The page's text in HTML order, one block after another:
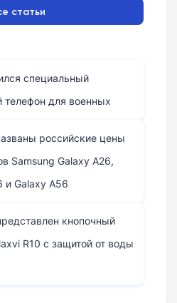
статьи
специальный
телефон для военных
российские цены
Samsung Galaxy A26,
и Galaxy A56
кнопочный
R10 с защитой от воды